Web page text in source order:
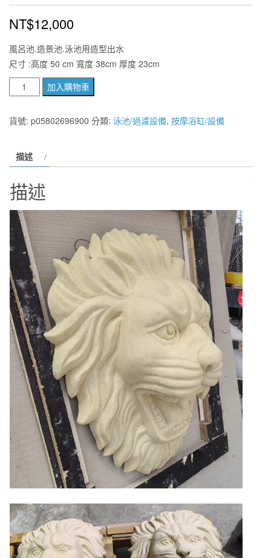
NT$12,000
風呂池.造景池.泳池用造型出水
尺寸 :高度 50 cm 寬度 38cm 厚度 23cm
子
頭
風
池.
景
池.
池
用
獅
頭
造
型
壁
式
噴
泉
數
量
加入購物車
貨號: p05802696900 分類: 泳池/過濾設備, 按摩浴缸/設備
描述
描述